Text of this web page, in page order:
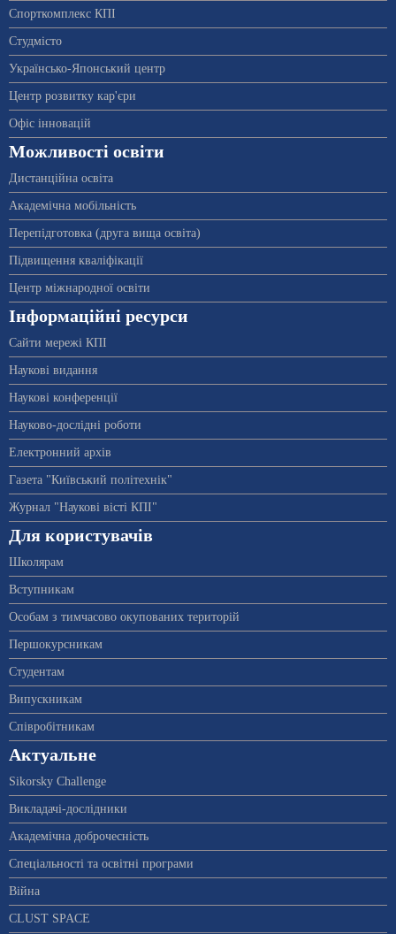
Спорткомплекс КПІ
Студмісто
Українсько-Японський центр
Центр розвитку кар'єри
Офіс інновацій
Можливості освіти
Дистанційна освіта
Академічна мобільність
Перепідготовка (друга вища освіта)
Підвищення кваліфікації
Центр міжнародної освіти
Інформаційні ресурси
Сайти мережі КПІ
Наукові видання
Наукові конференції
Науково-дослідні роботи
Електронний архів
Газета "Київський політехнік"
Журнал "Наукові вісті КПІ"
Для користувачів
Школярам
Вступникам
Особам з тимчасово окупованих територій
Першокурсникам
Студентам
Випускникам
Співробітникам
Актуальне
Sikorsky Challenge
Викладачі-дослідники
Академічна доброчесність
Спеціальності та освітні програми
Війна
CLUST SPACE